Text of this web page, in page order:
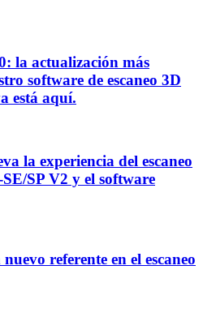
la actualización más
software de escaneo 3D
está aquí.
la experiencia del escaneo
SP V2 y el software
referente en el escaneo